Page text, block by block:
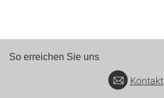
So erreichen Sie uns
Kontakt